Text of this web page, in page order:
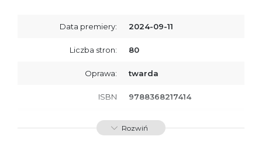
Data premiery: 2024-09-11
Liczba stron: 80
Oprawa: twarda
ISBN 9788368217414
SKU: K800794
Rozwiń